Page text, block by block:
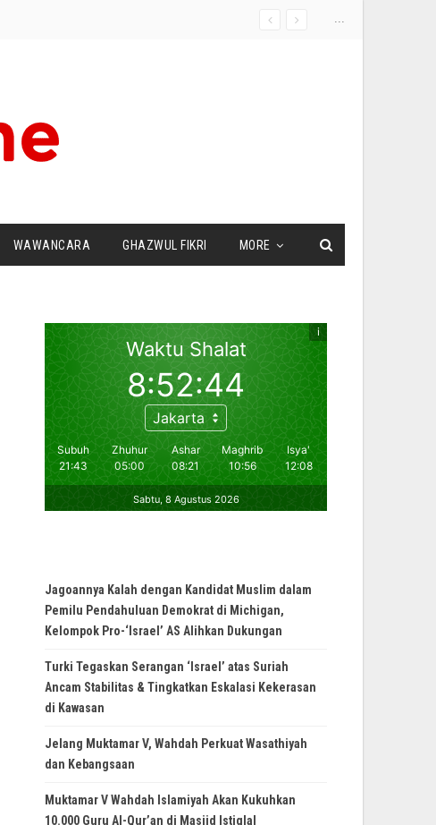
...
WAWANCARA GHAZWUL FIKRI MORE
Jagoannya Kalah dengan Kandidat Muslim dalam
Pemilu Pendahuluan Demokrat di Michigan,
Kelompok Pro-‘Israel’ AS Alihkan Dukungan
Turki Tegaskan Serangan ‘Israel’ atas Suriah
Ancam Stabilitas & Tingkatkan Eskalasi Kekerasan
di Kawasan
Jelang Muktamar V, Wahdah Perkuat Wasathiyah
dan Kebangsaan
Muktamar V Wahdah Islamiyah Akan Kukuhkan
10.000 Guru Al-Qur’an di Masjid Istiqlal